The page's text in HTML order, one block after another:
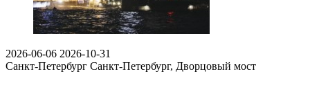
2026-06-06 2026-10-31
Санкт-Петербург Санкт-Петербург, Дворцовый мост